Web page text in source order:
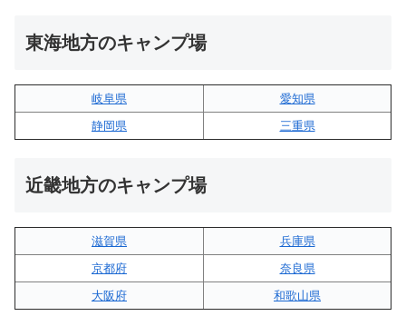
東海地方のキャンプ場
岐阜県
愛知県
静岡県
三重県
近畿地方のキャンプ場
滋賀県
兵庫県
京都府
奈良県
大阪府
和歌山県